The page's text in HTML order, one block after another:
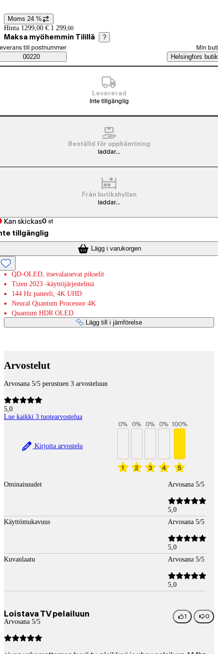
Prisinformation
Moms 24 %
Hinta 1299,00 €. 1 299,00
Maksa myöhemmin Tilillä ?
Saatavuustiedot
beställningssätt
till postnummer
00220
Min
Helsingfors butik
Levererad
Inte tillgänglig
Beställd för upphämtning
laddar...
Från butikshyllan
laddar...
Kan skickas0 st
tillgänglig
Lägg i varukorgen
QD-OLED, itsevalaisevat pikselit
Tizen 2023 -käyttöjärjestelmä
144 Hz paneeli, 4K UHD
Neural Quantum Processor 4K
Quantum HDR OLED
Lägg till i jämförelse
Arvostelut
Arvosana 5/5 perustuen 3 arvosteluun
5,0
Lue kaikki 3 tuotearvostelua
Kirjoita arvostelu
1
0%
2
0%
3
0%
4
0%
5
100%
Ominaisuudet Arvosana 5/5
5,0
Käyttömukavuus
Arvosana 5/5
5,0
Kuvanlaatu
Arvosana 5/5
5,0
Loistava TV pelailuun
Arvosana 5/5
1 0